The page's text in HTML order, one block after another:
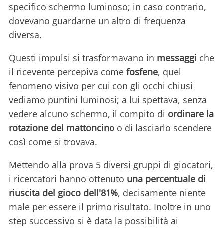
specifico schermo luminoso; in caso contrario,
dovevano guardarne un altro di frequenza
diversa.
Questi impulsi si trasformavano in messaggi che
il ricevente percepiva come fosfene, quel
fenomeno visivo per cui con gli occhi chiusi
vediamo puntini luminosi; a lui spettava, senza
vedere alcuno schermo, il compito di ordinare la
rotazione del mattoncino o di lasciarlo scendere
così come si trovava.
Mettendo alla prova 5 diversi gruppi di giocatori,
i ricercatori hanno ottenuto una percentuale di
riuscita del gioco dell'81%, decisamente niente
male per essere il primo risultato. Inoltre in uno
step successivo si è data la possibilità ai